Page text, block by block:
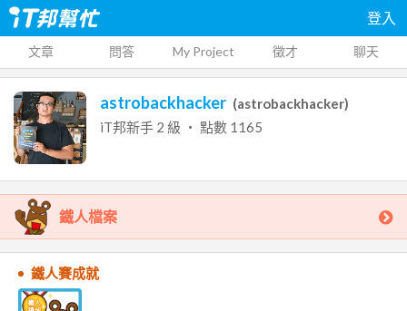
登入
文章 問答 My Project 徵才 聊天
astrobackhacker (astrobackhacker)
iT邦新手 2 級 ‧ 點數 1165
鐵人檔案
鐵人賽成就